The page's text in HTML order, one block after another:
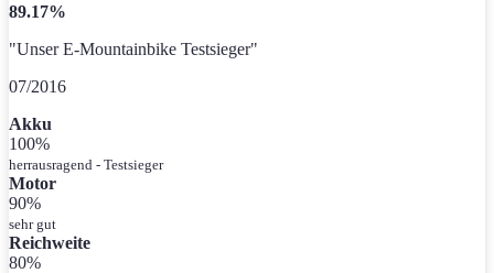
89.17%
"Unser E-Mountainbike Testsieger"
07/2016
Akku
100%
herrausragend - Testsieger
Motor
90%
sehr gut
Reichweite
80%